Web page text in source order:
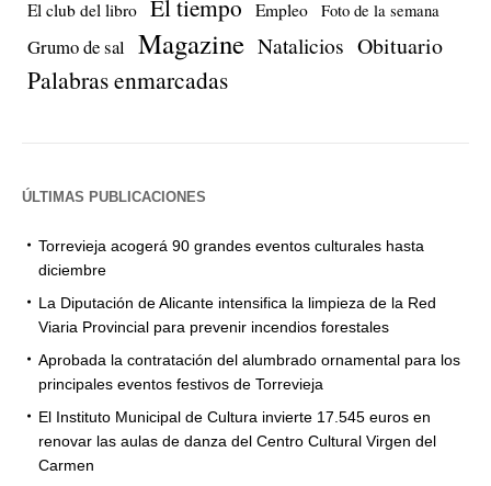
El club del libro El tiempo Empleo Foto de la semana
Grumo de sal Magazine Natalicios Obituario
Palabras enmarcadas
ÚLTIMAS PUBLICACIONES
Torrevieja acogerá 90 grandes eventos culturales hasta
diciembre
La Diputación de Alicante intensifica la limpieza de la Red
Viaria Provincial para prevenir incendios forestales
Aprobada la contratación del alumbrado ornamental para los
principales eventos festivos de Torrevieja
El Instituto Municipal de Cultura invierte 17.545 euros en
renovar las aulas de danza del Centro Cultural Virgen del
Carmen